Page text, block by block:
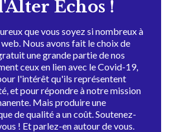
Échos !
que vous soyez si nombreux à
Nous avons fait le choix de
une grande partie de nos
ceux en lien avec le Covid-19,
l'intérêt qu'ils représentent
et pour répondre à notre mission
Mais produire une
de qualité a un coût. Soutenez-
! Et parlez-en autour de vous.